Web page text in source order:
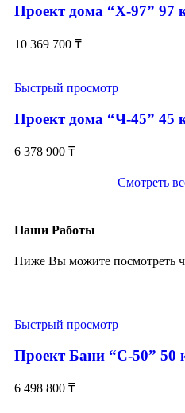
Проект дома “Х-97” 97
10 369 700 ₸
Быстрый просмотр
Проект дома “Ч-45” 45
6 378 900 ₸
Смотреть
Наши Работы
Ниже Вы можите посмотреть
Быстрый просмотр
Проект Бани “С-50” 50
6 498 800 ₸